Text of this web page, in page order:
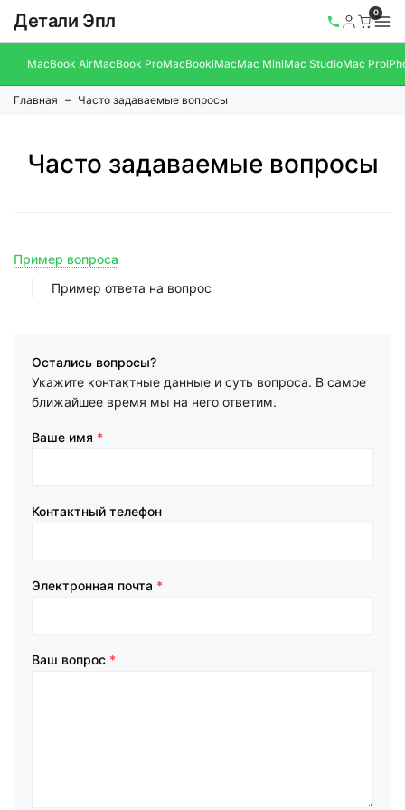
Детали Эпл 0
MacBook AirMacBook ProMacBookiMacMac MiniMac StudioMac Pro
Главная Часто задаваемые вопросы
Часто задаваемые вопросы
Пример вопроса
Пример ответа на вопрос
Остались вопросы?
Укажите контактные данные и суть вопроса. В самое
ближайшее время мы на него ответим.
Ваше имя *
Контактный телефон
Электронная почта *
Ваш вопрос *